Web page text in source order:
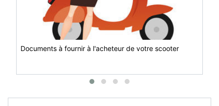
Documents à fournir à l'acheteur de votre scooter